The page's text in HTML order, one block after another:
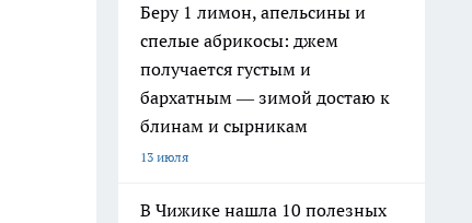
Беру 1 лимон, апельсины и
спелые абрикосы: джем
получается густым и
бархатным — зимой достаю к
блинам и сырникам
13 июля
В Чижике нашла 10 полезных